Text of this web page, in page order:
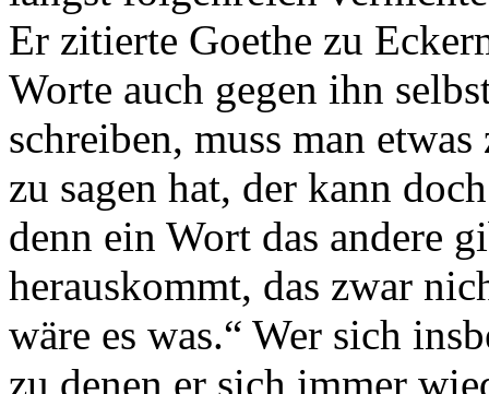
Er zitierte Goethe zu
Worte auch gegen ihn
schreiben, muss man
zu sagen hat, der kann
denn ein Wort das andere
herauskommt, das zwar
wäre es was.“ Wer sich
zu denen er sich immer